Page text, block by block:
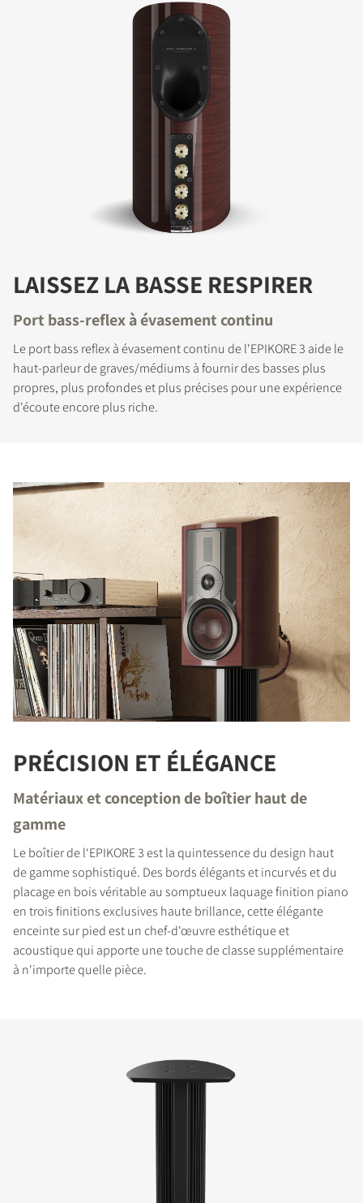
COMPARER LES PRODUITS
LAISSEZ LA BASSE RESPIRER
Port bass-reflex à évasement continu
Le port bass reflex à évasement continu de l'EPIKORE 3 aide le
haut-parleur de graves/médiums à fournir des basses plus
propres, plus profondes et plus précises pour une expérience
d'écoute encore plus riche.
PRÉCISION ET ÉLÉGANCE
Matériaux et conception de boîtier haut de
gamme
Le boîtier de l‘EPIKORE 3 est la quintessence du design haut
de gamme sophistiqué. Des bords élégants et incurvés et du
placage en bois véritable au somptueux laquage finition piano
en trois finitions exclusives haute brillance, cette élégante
enceinte sur pied est un chef-d'œuvre esthétique et
acoustique qui apporte une touche de classe supplémentaire
à n'importe quelle pièce.